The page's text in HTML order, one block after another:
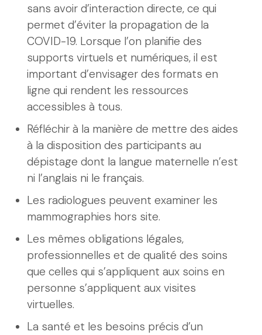
sans avoir d’interaction directe, ce qui
permet d’éviter la propagation de la
COVID-19. Lorsque l’on planifie des
supports virtuels et numériques, il est
important d’envisager des formats en
ligne qui rendent les ressources
accessibles à tous.
Réfléchir à la manière de mettre des aides
à la disposition des participants au
dépistage dont la langue maternelle n’est
ni l’anglais ni le français.
Les radiologues peuvent examiner les
mammographies hors site.
Les mêmes obligations légales,
professionnelles et de qualité des soins
que celles qui s’appliquent aux soins en
personne s’appliquent aux visites
virtuelles.
La santé et les besoins précis d’un